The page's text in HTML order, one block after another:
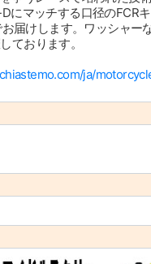
にマッチする口径のFCR
届けします。ワッシャ
ております。
ja/